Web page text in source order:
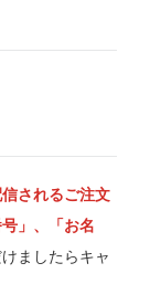
されるご注文
号」、「お名
ましたらキャ